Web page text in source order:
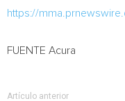
https://
FUENTE Acura
Artículo anterior